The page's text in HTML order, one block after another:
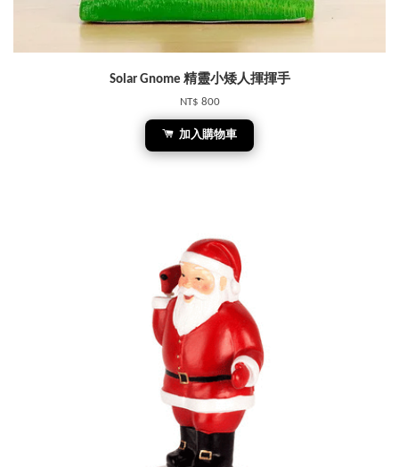
Solar Gnome 精靈小矮人揮揮手
NT$ 800
加入購物車